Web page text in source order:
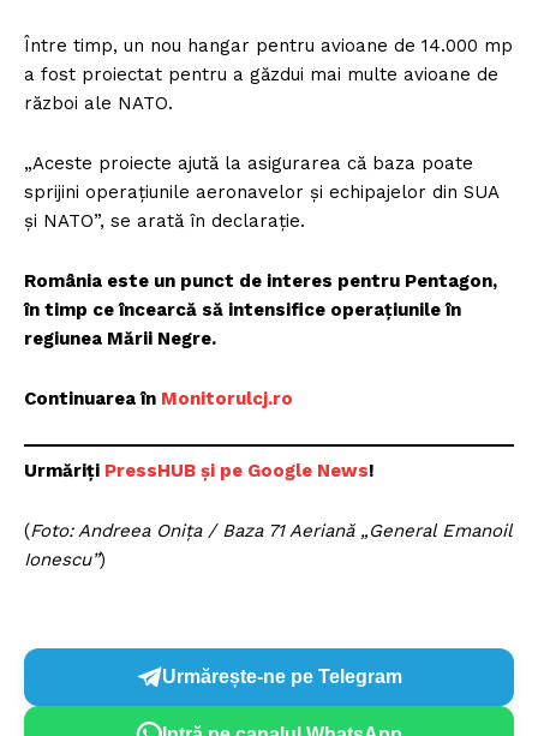
Între timp, un nou hangar pentru avioane de 14.000 mp
a fost proiectat pentru a găzdui mai multe avioane de
război ale NATO.
„Aceste proiecte ajută la asigurarea că baza poate
sprijini operațiunile aeronavelor și echipajelor din SUA
și NATO”, se arată în declarație.
România este un punct de interes pentru Pentagon,
în timp ce încearcă să intensifice operațiunile în
regiunea Mării Negre.
Continuarea în Monitorulcj.ro
Urmăriți PressHUB și pe Google News!
(Foto: Andreea Onița / Baza 71 Aeriană „General Emanoil
Ionescu”)
Urmărește-ne pe Telegram